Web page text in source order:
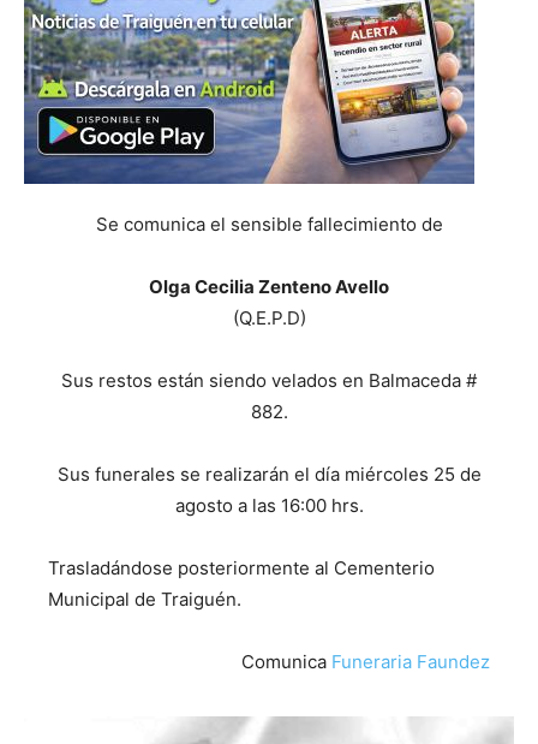
Se comunica el sensible fallecimiento de
Olga Cecilia Zenteno Avello
(Q.E.P.D)
Sus restos están siendo velados en Balmaceda #
882.
Sus funerales se realizarán el día miércoles 25 de
agosto a las 16:00 hrs.
Trasladándose posteriormente al Cementerio
Municipal de Traiguén.
Comunica Funeraria Faundez